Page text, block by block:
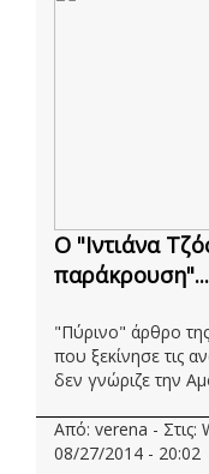
Ο "Ιντιάνα
παράκρουση"...
"Πύρινο" άρθρο
που ξεκίνησε τις
δεν γνώριζε την
Από: verena - Στις:
08/27/2014 - 20:02